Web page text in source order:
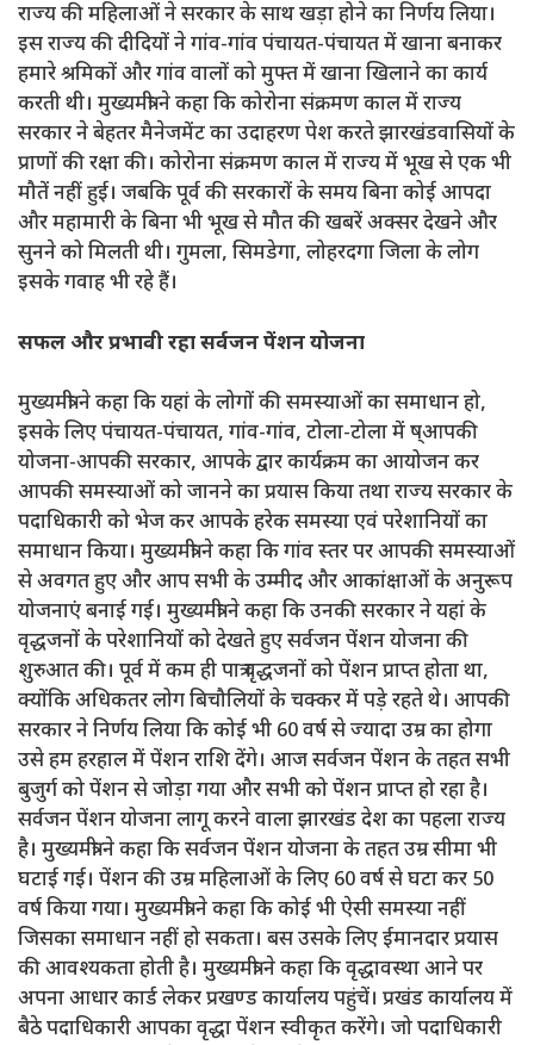
राज्य की महिलाओं ने सरकार के साथ खड़ा होने का निर्णय लिया।
इस राज्य की दीदियों ने गांव-गांव पंचायत-पंचायत में खाना बनाकर
हमारे श्रमिकों और गांव वालों को मुफ्त में खाना खिलाने का कार्य
करती थी। मुख्यमंत्री ने कहा कि कोरोना संक्रमण काल में राज्य
सरकार ने बेहतर मैनेजमेंट का उदाहरण पेश करते झारखंडवासियों के
प्राणों की रक्षा की। कोरोना संक्रमण काल में राज्य में भूख से एक भी
मौतें नहीं हुई। जबकि पूर्व की सरकारों के समय बिना कोई आपदा
और महामारी के बिना भी भूख से मौत की खबरें अक्सर देखने और
सुनने को मिलती थी। गुमला, सिमडेगा, लोहरदगा जिला के लोग
इसके गवाह भी रहे हैं।
सफल और प्रभावी रहा सर्वजन पेंशन योजना
मुख्यमंत्री ने कहा कि यहां के लोगों की समस्याओं का समाधान हो,
इसके लिए पंचायत-पंचायत, गांव-गांव, टोला-टोला में ष्आपकी
योजना-आपकी सरकार, आपके द्वार कार्यक्रम का आयोजन कर
आपकी समस्याओं को जानने का प्रयास किया तथा राज्य सरकार के
पदाधिकारी को भेज कर आपके हरेक समस्या एवं परेशानियों का
समाधान किया। मुख्यमंत्री ने कहा कि गांव स्तर पर आपकी समस्याओं
से अवगत हुए और आप सभी के उम्मीद और आकांक्षाओं के अनुरूप
योजनाएं बनाई गई। मुख्यमंत्री ने कहा कि उनकी सरकार ने यहां के
वृद्धजनों के परेशानियों को देखते हुए सर्वजन पेंशन योजना की
शुरुआत की। पूर्व में कम ही पात्र वृद्धजनों को पेंशन प्राप्त होता था,
क्योंकि अधिकतर लोग बिचौलियों के चक्कर में पड़े रहते थे। आपकी
सरकार ने निर्णय लिया कि कोई भी 60 वर्ष से ज्यादा उम्र का होगा
उसे हम हरहाल में पेंशन राशि देंगे। आज सर्वजन पेंशन के तहत सभी
बुजुर्ग को पेंशन से जोड़ा गया और सभी को पेंशन प्राप्त हो रहा है।
सर्वजन पेंशन योजना लागू करने वाला झारखंड देश का पहला राज्य
है। मुख्यमंत्री ने कहा कि सर्वजन पेंशन योजना के तहत उम्र सीमा भी
घटाई गई। पेंशन की उम्र महिलाओं के लिए 60 वर्ष से घटा कर 50
वर्ष किया गया। मुख्यमंत्री ने कहा कि कोई भी ऐसी समस्या नहीं
जिसका समाधान नहीं हो सकता। बस उसके लिए ईमानदार प्रयास
की आवश्यकता होती है। मुख्यमंत्री ने कहा कि वृद्धावस्था आने पर
अपना आधार कार्ड लेकर प्रखण्ड कार्यालय पहुंचें। प्रखंड कार्यालय में
बैठे पदाधिकारी आपका वृद्धा पेंशन स्वीकृत करेंगे। जो पदाधिकारी